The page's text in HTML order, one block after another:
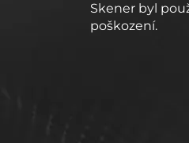
Skener byl
poškození.